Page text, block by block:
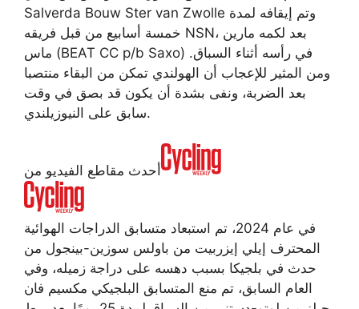
Salverda Bouw Ster van Zwolle وتم إيقافه لمدة
خمسة أسابيع من قبل فريقه NSN، بعد لكمه مارين
ماس (BEAT CC p/b Saxo) في رأسه أثناء السباق.
ومن المثير للإعجاب أن الهولندي تمكن من البقاء منتصبا
بعد الضربة، ونفى بشدة أن يكون قد بصق في وقت
سابق على النيوزيلندي.
أحدث مقاطع الفيديو من
في عام 2024، تم استبعاد متسابق الدراجات الهوائية
المحترف إيلي إيزربيت من باولس سوزين-بينجول من
حدث في بلجيكا بسبب دهسه على دراجة زميله، وفي
العام السابق، تم منع المتسابق البلجيكي مكسيم فان